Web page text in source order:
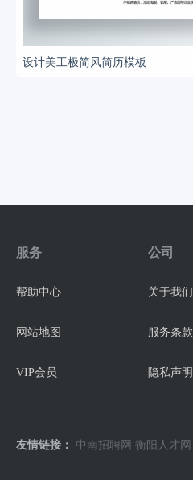
设计美工极简风简历模板
服务
帮助中心
网站地图
VIP会员
公司
关于我们
服务条款
隐私声明
友情链接： 中南招聘网 衡阳人才网